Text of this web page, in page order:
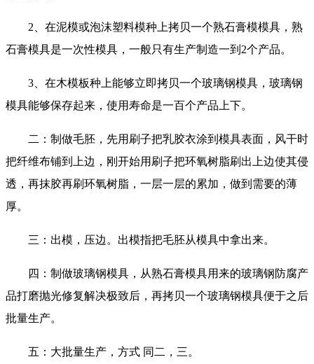
2、在泥模或泡沫塑料模种上拷贝一个熟石膏模模具，熟
石膏模具是一次性模具，一般只有生产制造一到2个产品。
3、在木模板种上能够立即拷贝一个玻璃钢模具，玻璃钢
模具能够保存起来，使用寿命是一百个产品上下。
二：制做毛胚，先用刷子把乳胶衣涂到模具表面，风干时
把纤维布铺到上边，刚开始用刷子把环氧树脂刷出上边使其侵
透，再抹胶再刷环氧树脂，一层一层的累加，做到需要的薄
厚。
三：出模，压边。出模指把毛胚从模具中拿出来。
四：制做玻璃钢模具，从熟石膏模具用来的玻璃钢防腐产
品打磨抛光修复解决极致后，再拷贝一个玻璃钢模具便于之后
批量生产。
五：大批量生产，方式 同二，三。